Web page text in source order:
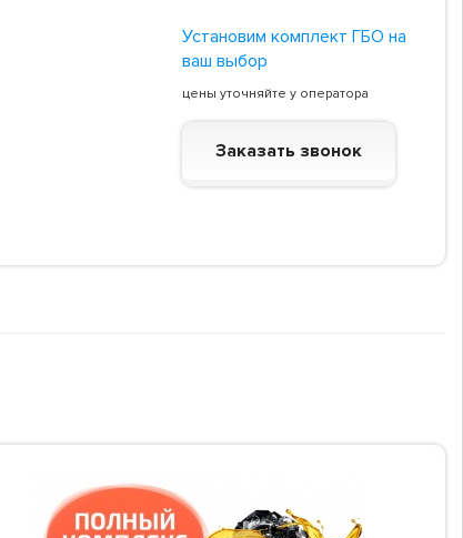
Установим комплект ГБО на
ваш выбор
цены уточняйте у оператора
Заказать звонок